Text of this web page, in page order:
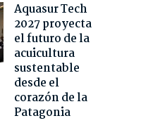
Aquasur Tech
2027 proyecta
el futuro de la
acuicultura
sustentable
desde el
corazón de la
Patagonia